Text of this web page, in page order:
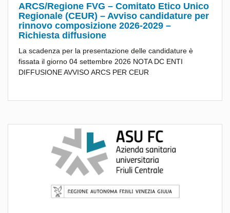
ARCS/Regione FVG – Comitato Etico Unico
Regionale (CEUR) – Avviso candidature per
rinnovo composizione 2026-2029 –
Richiesta diffusione
La scadenza per la presentazione delle candidature è
fissata il giorno 04 settembre 2026 NOTA DC ENTI
DIFFUSIONE AVVISO ARCS PER CEUR